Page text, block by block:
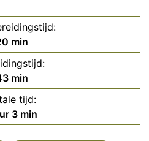
minuten
min
minuten
min
tijd:
3minuten
min